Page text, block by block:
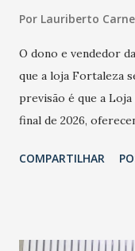
Por Lauriberto
O dono e vendedor
que a loja Fortaleza
previsão é que a
final de 2026,
Havan Fortaleza
COMPARTILHAR